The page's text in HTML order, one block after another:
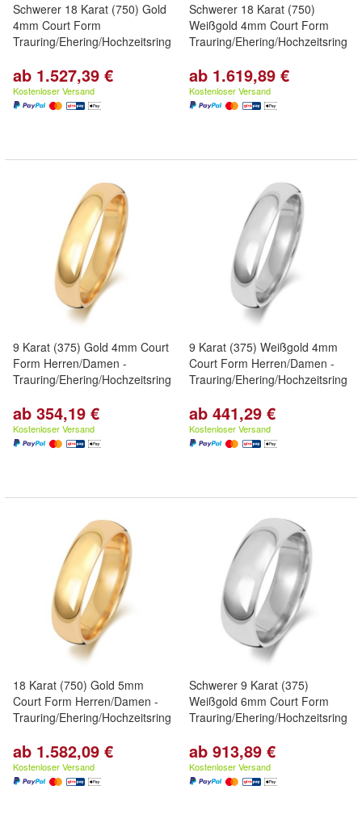
Schwerer 18 Karat (750) Gold
4mm Court Form
Trauring/Ehering/Hochzeitsring
ab 1.527,39 €
Kostenloser Versand
Schwerer 18 Karat (750)
Weißgold 4mm Court Form
Trauring/Ehering/Hochzeitsring
ab 1.619,89 €
Kostenloser Versand
9 Karat (375) Gold 4mm Court
Form Herren/Damen -
Trauring/Ehering/Hochzeitsring
ab 354,19 €
Kostenloser Versand
9 Karat (375) Weißgold 4mm
Court Form Herren/Damen -
Trauring/Ehering/Hochzeitsring
ab 441,29 €
Kostenloser Versand
18 Karat (750) Gold 5mm
Court Form Herren/Damen -
Trauring/Ehering/Hochzeitsring
ab 1.582,09 €
Kostenloser Versand
Schwerer 9 Karat (375)
Weißgold 6mm Court Form
Trauring/Ehering/Hochzeitsring
ab 913,89 €
Kostenloser Versand